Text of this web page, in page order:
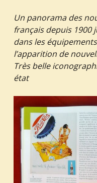
Un panorama des
français depuis 1900
dans les
l’apparition de
Très belle
état